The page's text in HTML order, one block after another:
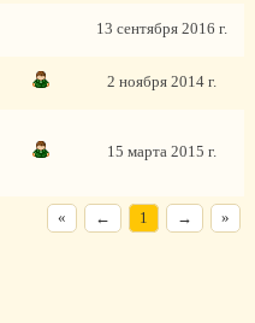
13 сентября 2016 г.
2 ноября 2014 г.
15 марта 2015 г.
« ← 1 → »